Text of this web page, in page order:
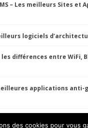
– Les meilleurs Sites et
logiciels
différences entre WiFi,
applications anti-
des cookies pour vous